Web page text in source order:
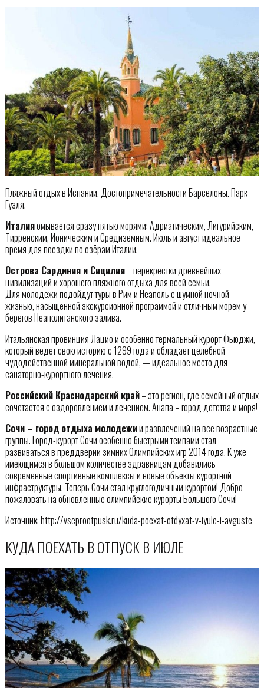
Пляжный отдых в Испании. Достопримечательности Барселоны. Парк
Гуэля.
Италияомывается сразу пятью морями: Адриатическим, Лигурийским,
Тирренским, Ионическим и Средиземным. Июль и август идеальное
время для поездки по озёрам Италии.
Острова Сардиния и Сицилия– перекрестки древнейших
цивилизаций и хорошего пляжного отдыха для всей семьи.
Для молодежи подойдут туры в Рим и Неаполь с шумной ночной
жизнью, насыщенной экскурсионной программой и отличным морем у
берегов Неаполитанского залива.
Итальянская провинция Лацио и особенно термальный курорт Фьюджи,
который ведет свою историю с 1299 года и обладает целебной
чудодейственной минеральной водой, — идеальное место для
санаторно-курортного лечения.
Российский Краснодарский край– это регион, где семейный отдых
сочетается с оздоровлением и лечением. Анапа – город детства и моря!
Сочи – город отдыха молодежии развлечений на все возрастные
группы. Город-курорт Сочи особенно быстрыми темпами стал
развиваться в преддверии зимних Олимпийских игр 2014 года. К уже
имеющимся в большом количестве здравницам добавились
современные спортивные комплексы и новые объекты курортной
инфраструктуры. Теперь Сочи стал круглогодичным курортом! Добро
пожаловать на обновленные олимпийские курорты Большого Сочи!
Источник: http://vseprootpusk.ru/kuda-poexat-otdyxat-v-iyule-i-avguste
КУДА ПОЕХАТЬ В ОТПУСК В ИЮЛЕ